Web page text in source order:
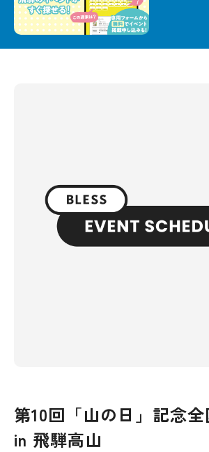
第10回「山の日」記念
in 飛騨高山